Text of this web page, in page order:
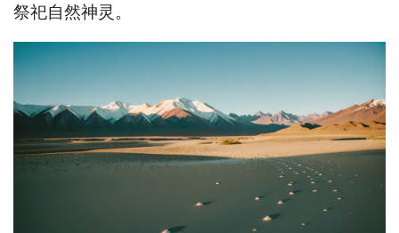
祭祀自然神灵。